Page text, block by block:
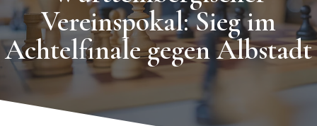
Vereinspokal: Sieg im
Achtelfinale gegen Albstadt